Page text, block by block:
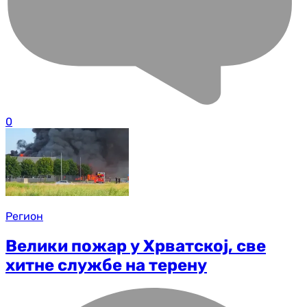
0
Регион
Велики пожар у Хрватској, све
хитне службе на терену